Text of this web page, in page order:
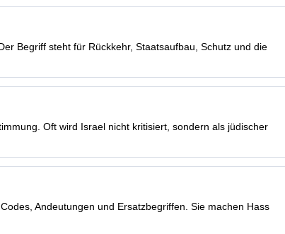
Begriff steht für Rückkehr, Staatsaufbau, Schutz und die
Oft wird Israel nicht kritisiert, sondern als jüdischer
Andeutungen und Ersatzbegriffen. Sie machen Hass